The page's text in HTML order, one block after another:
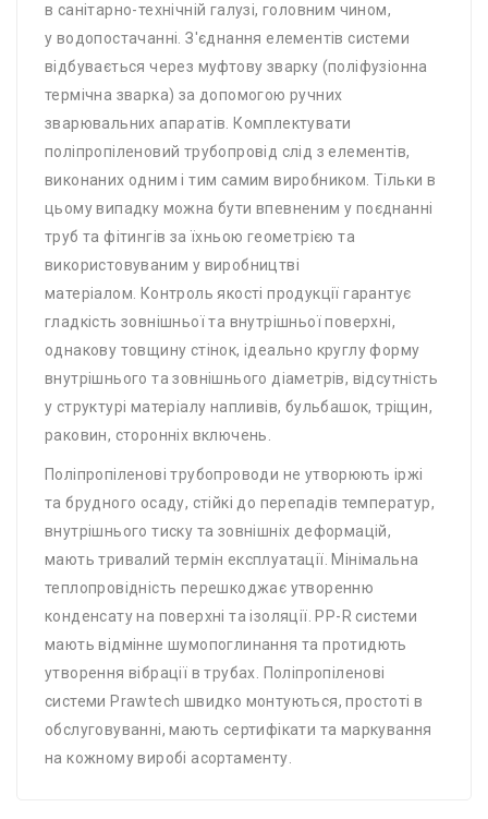
в санітарно-технічній галузі, головним чином,
у водопостачанні. З'єднання елементів системи
відбувається через муфтову зварку (поліфузіонна
термічна зварка) за допомогою ручних
зварювальних апаратів. Комплектувати
поліпропіленовий трубопровід слід з елементів,
виконаних одним і тим самим виробником. Тільки в
цьому випадку можна бути впевненим у поєднанні
труб та фітингів за їхньою геометрією та
використовуваним у виробництві
матеріалом. Контроль якості продукції гарантує
гладкість зовнішньої та внутрішньої поверхні,
однакову товщину стінок, ідеально круглу форму
внутрішнього та зовнішнього діаметрів, відсутність
у структурі матеріалу напливів, бульбашок, тріщин,
раковин, сторонніх включень.
Поліпропіленові трубопроводи не утворюють іржі
та брудного осаду, стійкі до перепадів температур,
внутрішнього тиску та зовнішніх деформацій,
мають тривалий термін експлуатації. Мінімальна
теплопровідність перешкоджає утворенню
конденсату на поверхні та ізоляції. PP-R системи
мають відмінне шумопоглинання та протидють
утворення вібрації в трубах. Поліпропіленові
системи Prawtech швидко монтуються, простоті в
обслуговуванні, мають сертифікати та маркування
на кожному виробі асортаменту.